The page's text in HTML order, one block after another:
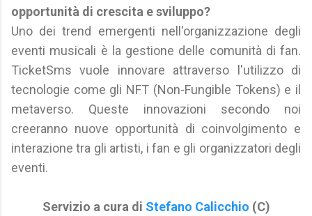
opportunità di crescita e sviluppo?
Uno dei trend emergenti nell'organizzazione degli
eventi musicali è la gestione delle comunità di fan.
TicketSms vuole innovare attraverso l'utilizzo di
tecnologie come gli NFT (Non-Fungible Tokens) e il
metaverso. Queste innovazioni secondo noi
creeranno nuove opportunità di coinvolgimento e
interazione tra gli artisti, i fan e gli organizzatori degli
eventi.
Servizio a cura di Stefano Calicchio (C)